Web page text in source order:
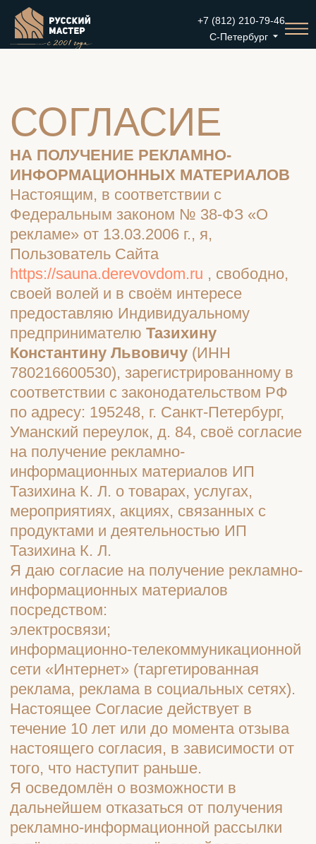
+7 (812) 210-79-46
НА ПОЛУЧЕНИЕ РЕКЛАМНО-
ИНФОРМАЦИОННЫХ МАТЕРИАЛОВ
Настоящим, в соответствии с
Федеральным законом № 38-ФЗ «О
рекламе» от 13.03.2006 г., я,
Пользователь Сайта
https://sauna.derevovdom.ru, свободно,
своей волей и в своём интересе
предоставляю Индивидуальному
предпринимателюТазихину
Константину Львовичу(ИНН
780216600530), зарегистрированному в
соответствии с законодательством РФ
по адресу: 195248, г. Санкт-Петербург,
Уманский переулок, д. 84, своё согласие
на получение рекламно-
информационных материалов ИП
Тазихина К. Л. о товарах, услугах,
мероприятиях, акциях, связанных с
продуктами и деятельностью ИП
Тазихина К. Л.
Я даю согласие на получение рекламно-
информационных материалов
посредством:
электросвязи;
информационно-телекоммуникационной
сети «Интернет» (таргетированная
реклама, реклама в социальных сетях).
Настоящее Согласие действует в
течение 10 лет или до момента отзыва
настоящего согласия, в зависимости от
того, что наступит раньше.
Я осведомлён о возможности в
дальнейшем отказаться от получения
рекламно-информационной рассылки
путём отписки от неё, перейдя по
ссылке «Отписаться» в рекламно-
информационном письме или путём
направления соответствующего
сообщения ИП Тазихину К. Л. по
следующему адресу электронной почты:
iptazihin@list.ru.